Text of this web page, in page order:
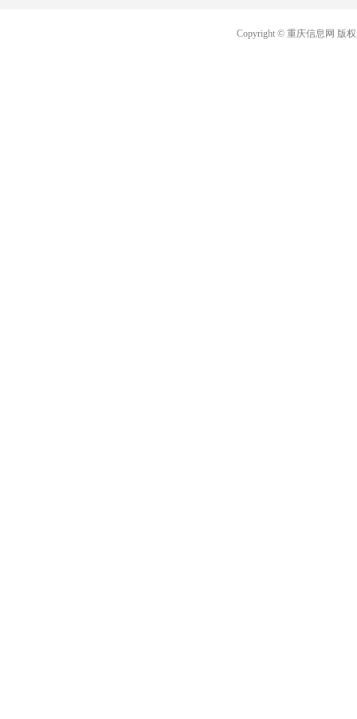
Copyright © 重庆信息网 版